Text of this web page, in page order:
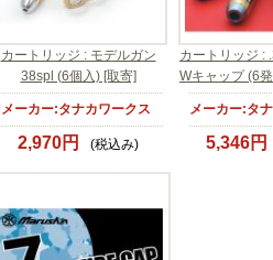
カートリッジ : モデルガン
38spl (6個入) [取寄]
メーカー:タナカワークス
2,970円 (税込み)
カートリッジ :
Wキャップ (6
メーカー:タ
5,346円